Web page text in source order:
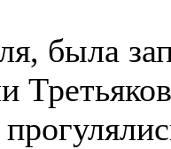
была